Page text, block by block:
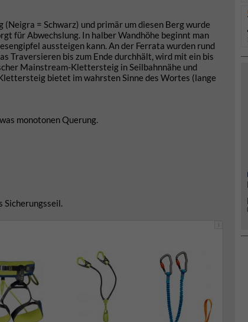
= Schwarz) und primär um diesen Berg wurde
für Abwechslung. In halber Wandhöhe beginnt man
aussteigen kann. An der Ferrata wurden rund
Traversieren bis zum Ende durchhält, wird mit ein bis
Mainstream-Klettersteig in Seilbahnnähe und
bietet im wahrsten Sinne des Wortes (lange
monotonen Querung.
Sicherungsseil.
i